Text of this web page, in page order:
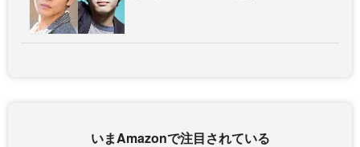
いまAmazonで注目されている